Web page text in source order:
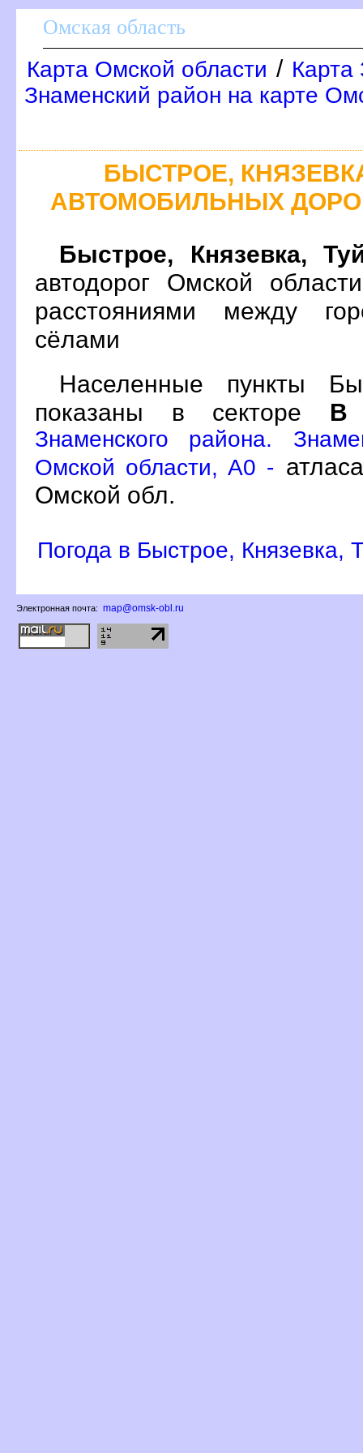
Омская область
Карта Омской области / Карта
Знаменский район на карте
БЫСТРОЕ,
АВТОМОБИЛЬНЫХ
Быстрое, Князевка,
автодорог Омской
расстояниями между
сёлами
Населенные пункты
показаны в секторе
Знаменского района.
Омской области, A0 -
Омской обл.
Погода в Быстрое, Князевка,
Электронная почта: map@omsk-obl.ru